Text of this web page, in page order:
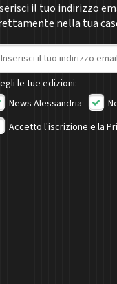
il tuo indirizzo
nella tua
email
le tue edizioni:
News Alessandria
Accetto l'iscrizione e la